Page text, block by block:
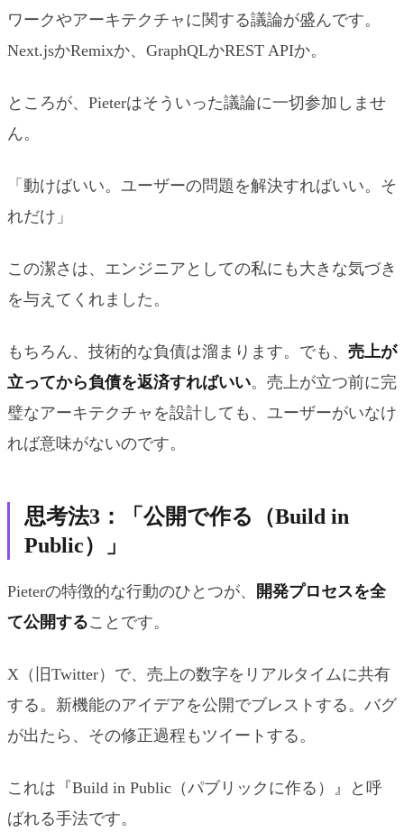
ワークやアーキテクチャに関する議論が盛んです。
Next.jsかRemixか、GraphQLかREST APIか。
ところが、Pieterはそういった議論に一切参加しませ
ん。
「動けばいい。ユーザーの問題を解決すればいい。そ
れだけ」
この潔さは、エンジニアとしての私にも大きな気づき
を与えてくれました。
もちろん、技術的な負債は溜まります。でも、 売上が
立ってから負債を返済すればいい。売上が立つ前に完
璧なアーキテクチャを設計しても、ユーザーがいなけ
れば意味がないのです。
思考法3：「公開で作る（Build in
Public）」
Pieterの特徴的な行動のひとつが、
開発プロセスを全
て公開することです。
X（旧Twitter）で、売上の数字をリアルタイムに共有
する。新機能のアイデアを公開でブレストする。バグ
が出たら、その修正過程もツイートする。
これは『Build in Public（パブリックに作る）』と呼
ばれる手法です。